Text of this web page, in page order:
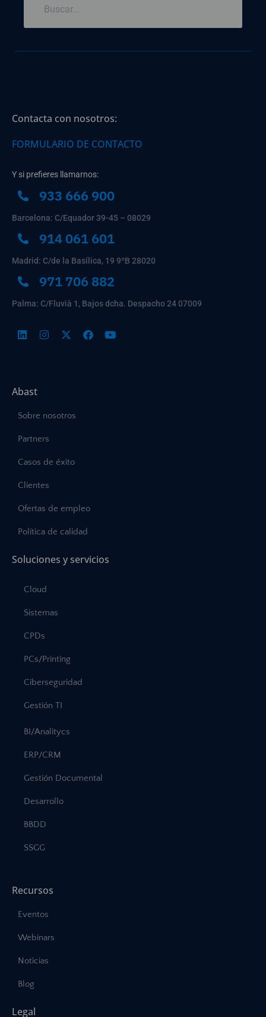
Contacta con nosotros:
FORMULARIO DE CONTACTO
Y si prefieres llamarnos:
933 666 900
Barcelona: C/Equador 39-45 – 08029
914 061 601
Madrid: C/de la Basílica, 19 9ºB 28020
971 706 882
Palma: C/Fluvià 1, Bajos dcha. Despacho 24 07009
Abast
Sobre nosotros
Partners
Casos de éxito
Clientes
Ofertas de empleo
Política de calidad
Soluciones y servicios
Cloud
Sistemas
CPDs
PCs/Printing
Ciberseguridad
Gestión TI
BI/Analitycs
ERP/CRM
Gestión Documental
Desarrollo
BBDD
SSGG
Recursos
Eventos
Webinars
Noticias
Blog
Legal